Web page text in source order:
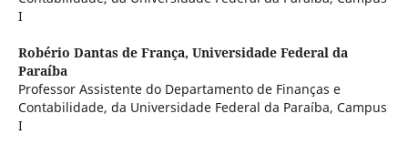
I
Robério Dantas de França, Universidade Federal da
Paraíba
Professor Assistente do Departamento de Finanças e
Contabilidade, da Universidade Federal da Paraíba, Campus
I